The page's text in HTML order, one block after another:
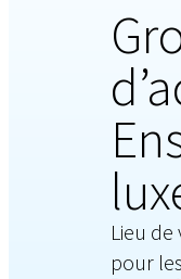
Lieu
pour